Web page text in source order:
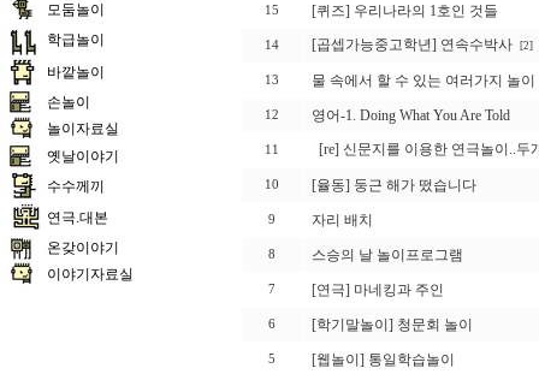
모둠놀이
학급놀이
바깥놀이
손놀이
놀이자료실
옛날이야기
수수께끼
연극.대본
온갖이야기
이야기자료실
15 [퀴즈] 우리나라의 1호인 것들
14 [곱셉가능중고학년] 연속수박사 [2]
13 물 속에서 할 수 있는 여러가지 놀이
12 영어-1. Doing What You Are Told
11 [re] 신문지를 이용한 연극놀이..
10 [율동] 둥근 해가 떴습니다
9 자리 배치
8 스승의 날 놀이프로그램
7 [연극] 마네킹과 주인
6 [학기말놀이] 청문회 놀이
5 [웹놀이] 통일학습놀이